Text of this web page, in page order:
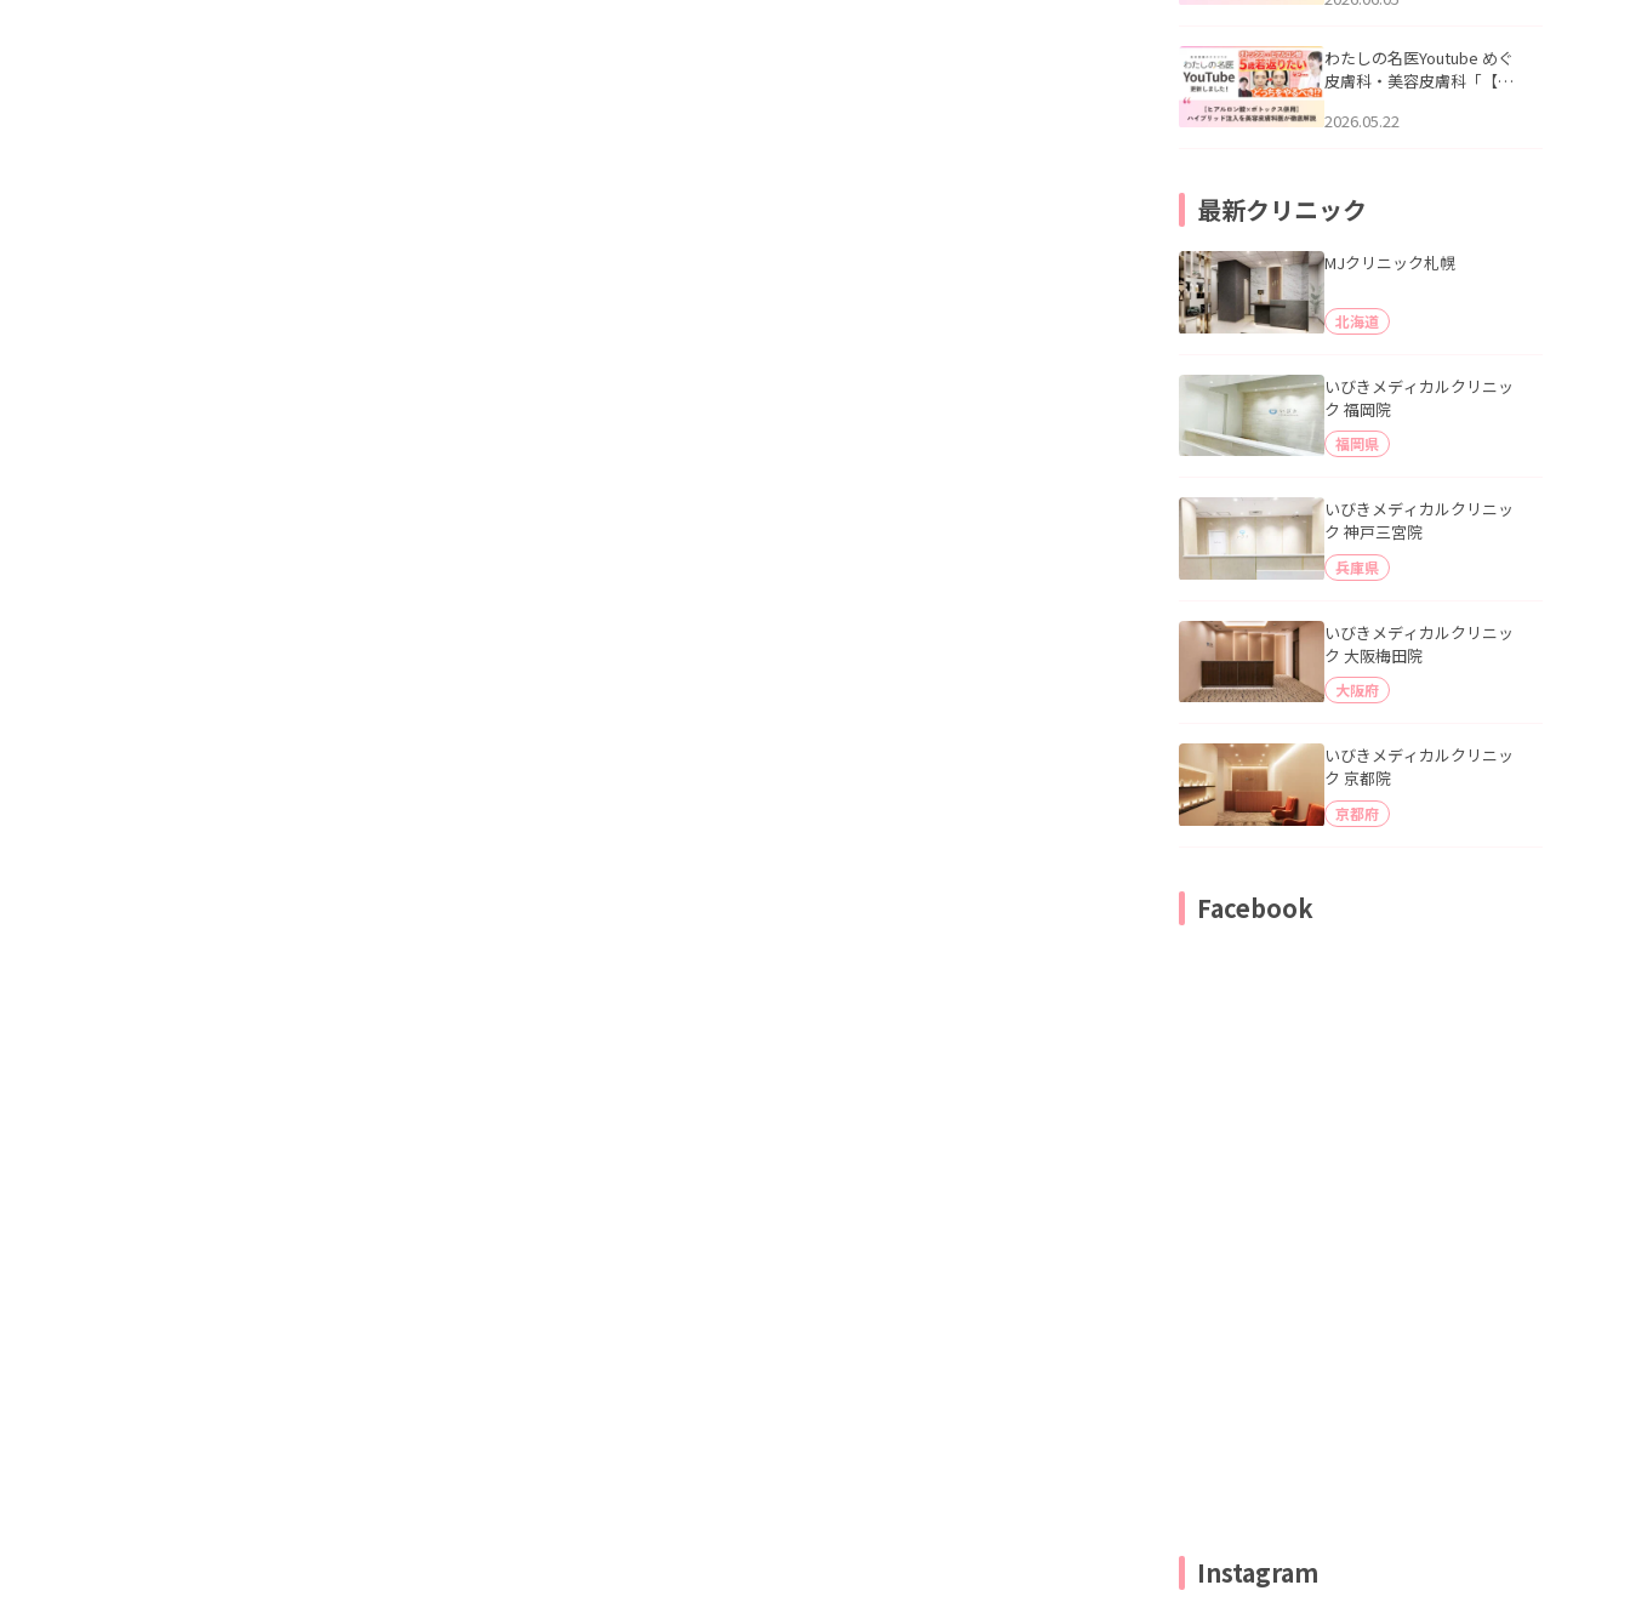
た。
わたしの名医Youtube めぐ
皮膚科・美容皮膚科「【ヒ
用】ハイブリッド注入を美
2026.05.22
最新クリニック
MJクリニック札幌
北海道
いびきメディカルクリニッ
ク 福岡院
福岡県
いびきメディカルクリニッ
ク 神戸三宮院
兵庫県
いびきメディカルクリニッ
ク 大阪梅田院
大阪府
いびきメディカルクリニッ
ク 京都院
京都府
Facebook
Instagram